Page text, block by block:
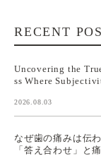
RECENT
Uncovering the
ss Where
2026.08.03
なぜ歯の痛みは伝
「答え合わせ」と